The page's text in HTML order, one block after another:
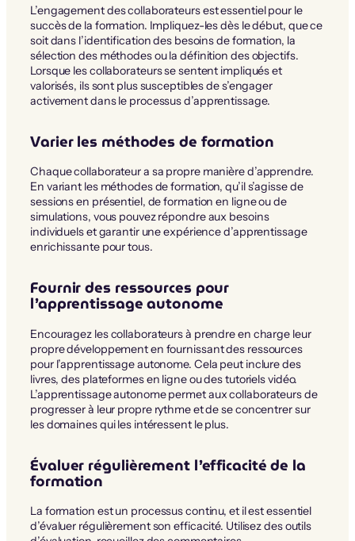
L’engagement des collaborateurs est essentiel pour le
succès de la formation. Impliquez-les dès le début, que ce
soit dans l’identification des besoins de formation, la
sélection des méthodes ou la définition des objectifs.
Lorsque les collaborateurs se sentent impliqués et
valorisés, ils sont plus susceptibles de s’engager
activement dans le processus d’apprentissage.
Varier les méthodes de formation
Chaque collaborateur a sa propre manière d’apprendre.
En variant les méthodes de formation, qu’il s’agisse de
sessions en présentiel, de formation en ligne ou de
simulations, vous pouvez répondre aux besoins
individuels et garantir une expérience d’apprentissage
enrichissante pour tous.
Fournir des ressources pour
l’apprentissage autonome
Encouragez les collaborateurs à prendre en charge leur
propre développement en fournissant des ressources
pour l’apprentissage autonome. Cela peut inclure des
livres, des plateformes en ligne ou des tutoriels vidéo.
L’apprentissage autonome permet aux collaborateurs de
progresser à leur propre rythme et de se concentrer sur
les domaines qui les intéressent le plus.
Évaluer régulièrement l’efficacité de la
formation
La formation est un processus continu, et il est essentiel
d’évaluer régulièrement son efficacité. Utilisez des outils